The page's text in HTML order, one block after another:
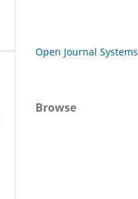
Open Journal Systems
Browse